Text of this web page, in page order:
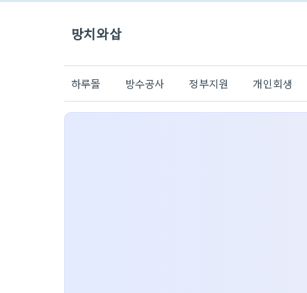
망치와삽
하루몰 방수공사 정부지원 개인회생